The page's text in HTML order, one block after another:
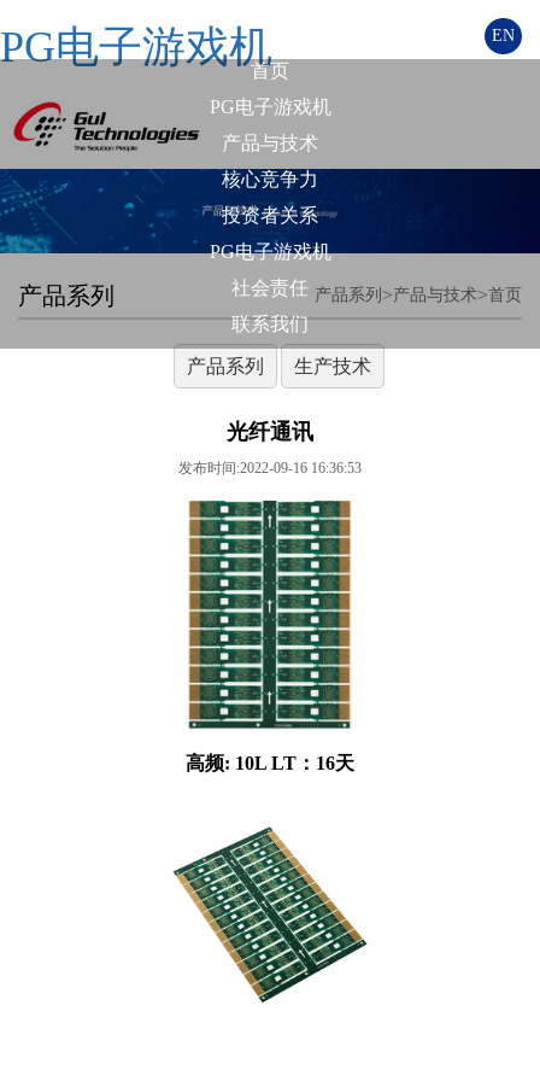
PG电子游戏机 EN
首页
PG电子游戏机
产品与技术
核心竞争力
投资者关系
PG电子游戏机
社会责任
联系我们
产品系列 首页
>
产品与技术
>
产品系列
产品系列 生产技术
光纤通讯
发布时间:2022-09-16 16:36:53
高频: 10L LT：16天